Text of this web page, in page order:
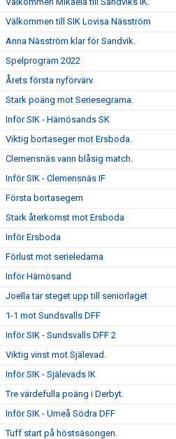
Välkommen till SIK Lovisa Näsström
Anna Näsström klar för Sandvik.
Spelprogram 2022
Årets första nyförvärv.
Stark poäng mot Seriesegrarna.
Inför SIK - Härnösands SK
Viktig bortaseger mot Ersboda.
Clemensnäs vann blåsig match.
Inför SIK - Clemensnäs IF
Första bortasegern
Stark återkomst mot Ersboda
Inför Ersboda
Förlust mot serieledarna
Inför Härnösand
Joella tar steget upp till seniorlaget
1-1 mot Sundsvalls DFF
Inför SIK - Sundsvalls DFF 2
Viktig vinst mot Själevad.
Inför SIK - Själevads IK
Tre värdefulla poäng i Derbyt.
Inför SIK - Umeå Södra DFF
Tuff start på höstsäsongen.